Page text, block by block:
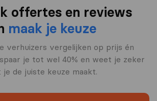
offertes en reviews
maak je keuze
verhuizers vergelijken op prijs én
je tot wel 40% en weet je zeker
je de juiste keuze maakt.